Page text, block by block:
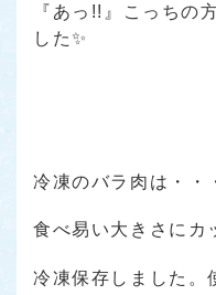
『あっ!!』こっちの
した✨
冷凍のバラ肉は・・
食べ易い大きさにカ
冷凍保存しました。